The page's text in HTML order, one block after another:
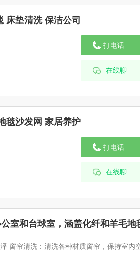
床垫清洗 保洁公司
打电话
在线聊
毯沙发网 家居养护
打电话
在线聊
室和台球室，涵盖化纤和羊毛地